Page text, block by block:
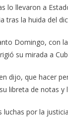
lo llevaron a
tras la huida del
Domingo, con
su mirada a
dijo, que hacer
libreta de notas
luchas por la